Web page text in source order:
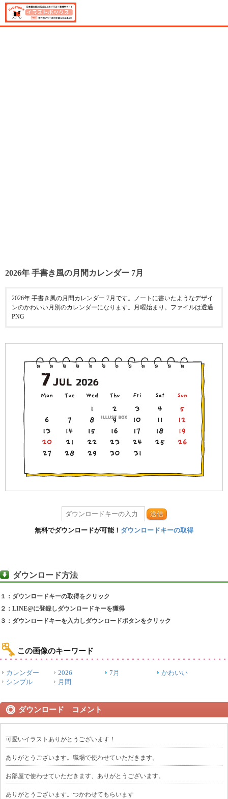
2026年 手書き風の月間カレンダー 7月
2026年 手書き風の月間カレンダー 7月です。ノートに書いたようなデザイ
ンのかわいい月別のカレンダーになります。月曜始まり。ファイルは透過
PNG
送信
無料でダウンロードが可能！ ダウンロードキーの取得
ダウンロード方法
１：ダウンロードキーの取得をクリック
２：LINE@に登録しダウンロードキーを獲得
３：ダウンロードキーを入力しダウンロードボタンをクリック
この画像のキーワード
カレンダー 2026 7月
かわいい
シンプル
月間
ダウンロード コメント
可愛いイラストありがとうございます！
ありがとうございます。職場で使わせていただきます。
お部屋で使わせていただきます、ありがとうございます。
ありがとうございます。つかわせてもらいます